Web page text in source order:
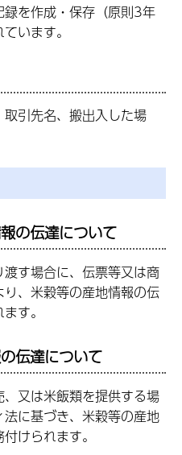
を作成・保存（原則3年
います。
引先名、搬出入した場
の伝達について
す場合に、伝票等又は商
、米穀等の産地情報の伝
す。
伝達について
、又は米飯類を提供する場
に基づき、米穀等の産地
けられます。